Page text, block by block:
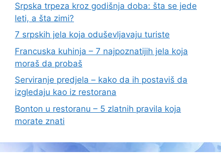
Srpska trpeza kroz godišnja doba: šta se jede
leti, a šta zimi?
7 srpskih jela koja oduševljavaju turiste
Francuska kuhinja – 7 najpoznatijih jela koja
moraš da probaš
Serviranje predjela – kako da ih postaviš da
izgledaju kao iz restorana
Bonton u restoranu – 5 zlatnih pravila koja
morate znati